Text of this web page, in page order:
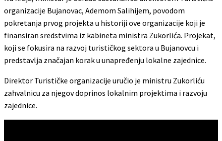
organizacije Bujanovac, Ademom Salihijem, povodom
pokretanja prvog projekta u historiji ove organizacije koji je
finansiran sredstvima iz kabineta ministra Zukorlića. Projekat,
koji se fokusira na razvoj turističkog sektora u Bujanovcu i
predstavlja značajan korak u unapređenju lokalne zajednice.
Direktor Turističke organizacije uručio je ministru Zukorliću
zahvalnicu za njegov doprinos lokalnim projektima i razvoju
zajednice.